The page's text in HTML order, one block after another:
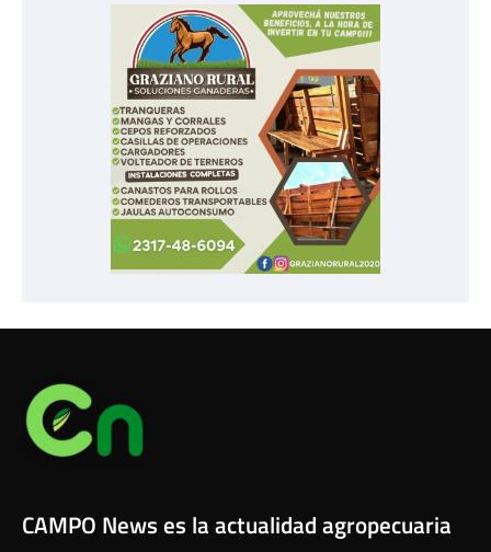
CAMPO News es la actualidad agropecuaria